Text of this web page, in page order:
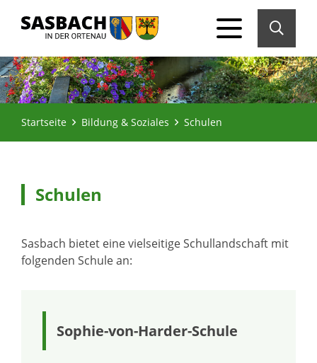
Startseite Bildung & Soziales Schulen
Schulen
Sasbach bietet eine vielseitige Schullandschaft mit
folgenden Schule an:
Sophie-von-Harder-Schule